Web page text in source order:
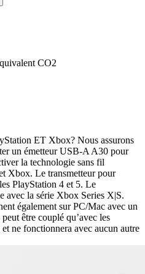
CO2
ET Xbox? Nous assurons
un émetteur USB-A A30 pour
la technologie sans fil
Xbox. Le transmetteur pour
PlayStation 4 et 5. Le
avec la série Xbox Series X|S.
également sur PC/Mac avec un
être couplé qu’avec les
ne fonctionnera avec aucun autre